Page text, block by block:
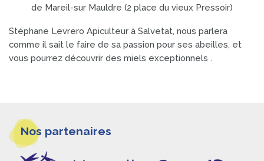
de Mareil-sur Mauldre (2 place du vieux Pressoir)
Stéphane Levrero Apiculteur à Salvetat, nous parlera
comme il sait le faire de sa passion pour ses abeilles, et
vous pourrez découvrir des miels exceptionnels .
piedsNos partenaires